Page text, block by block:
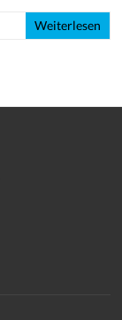
Weiterlesen